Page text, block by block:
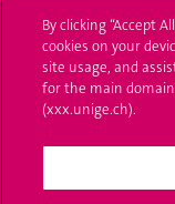
UNIGE Mobile
Médias
Offres d'emploi
By clicking “Accept
cookies on your
site usage, and
for the main
(xxx.unige.ch).